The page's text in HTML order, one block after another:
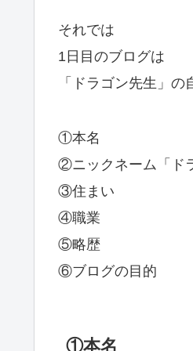
それでは
1日目のブログは
「ドラゴン先生」
①本名
②ニックネーム「ド
③住まい
④職業
⑤略歴
⑥ブログの目的
①本名